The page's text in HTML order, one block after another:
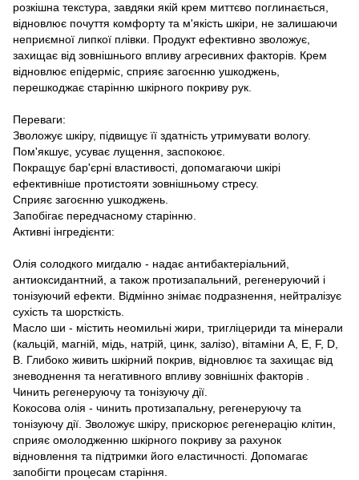
розкішна текстура, завдяки якій крем миттєво поглинається,
відновлює почуття комфорту та м'якість шкіри, не залишаючи
неприємної липкої плівки. Продукт ефективно зволожує,
захищає від зовнішнього впливу агресивних факторів. Крем
відновлює епідерміс, сприяє загоєнню ушкоджень,
перешкоджає старінню шкірного покриву рук.
Переваги:
Зволожує шкіру, підвищує її здатність утримувати вологу.
Пом'якшує, усуває лущення, заспокоює.
Покращує бар'єрні властивості, допомагаючи шкірі
ефективніше протистояти зовнішньому стресу.
Сприяє загоєнню ушкоджень.
Запобігає передчасному старінню.
Активні інгредієнти:
Олія солодкого мигдалю - надає антибактеріальний,
антиоксидантний, а також протизапальний, регенеруючий і
тонізуючий ефекти. Відмінно знімає подразнення, нейтралізує
сухість та шорсткість.
Масло ши - містить неомильні жири, тригліцериди та мінерали
(кальцій, магній, мідь, натрій, цинк, залізо), вітаміни A, E, F, D,
B. Глибоко живить шкірний покрив, відновлює та захищає від
зневоднення та негативного впливу зовнішніх факторів .
Чинить регенеруючу та тонізуючу дії.
Кокосова олія - чинить протизапальну, регенеруючу та
тонізуючу дії. Зволожує шкіру, прискорює регенерацію клітин,
сприяє омолодженню шкірного покриву за рахунок
відновлення та підтримки його еластичності. Допомагає
запобігти процесам старіння.